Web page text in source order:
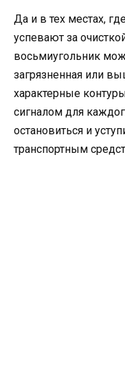
Да и в тех местах,
успевают за
восьмиугольник
загрязненная или
характерные
сигналом для
остановиться и
транспортным